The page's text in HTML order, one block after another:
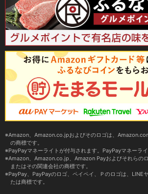
Amazon、Amazon.co.jpおよびそのロゴは、
の商標です。
PayPayマネーライトが付与されます。PayPayマネーラ
Amazon、Amazon.co.jp、Amazon Payおよびそれらの
またはその関連会社の商標です。
PayPay、PayPayのロゴ、ペイペイ、Ｐのロゴは、LINE
たは商標です。